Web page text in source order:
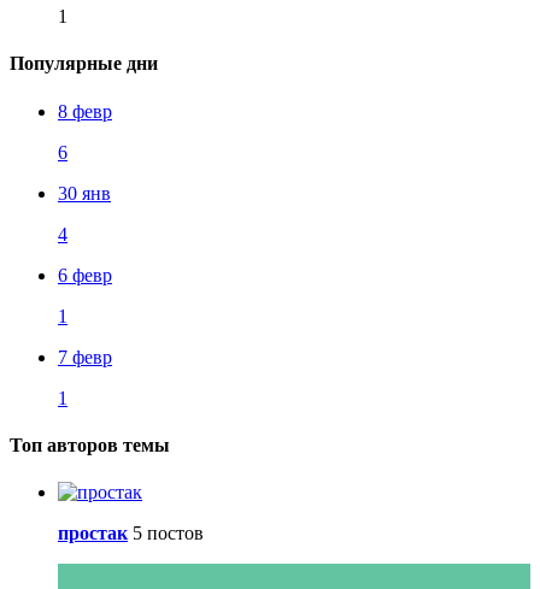
1
Популярные дни
8 февр
6
30 янв
4
6 февр
1
7 февр
1
Топ авторов темы
простак 5 постов